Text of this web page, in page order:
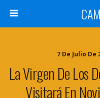
7 De Julio De
La Virgen De Los
Visitará En